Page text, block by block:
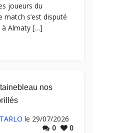
joueurs du
match s’est disputé
à Almaty […]
nos
le 29/07/2026
0
0